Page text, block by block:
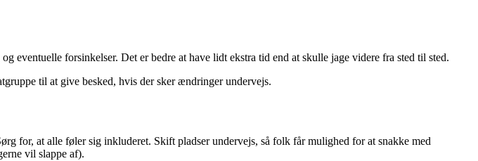
eventuelle forsinkelser. Det er bedre at have lidt ekstra tid end at skulle jage videre fra sted til sted.
til at give besked, hvis der sker ændringer undervejs.
for, at alle føler sig inkluderet. Skift pladser undervejs, så folk får mulighed for at snakke med
vil slappe af).